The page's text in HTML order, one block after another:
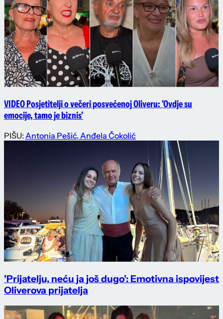
VIDEO Posjetitelji o večeri posvećenoj Oliveru: 'Ovdje su
emocije, tamo je biznis'
PIŠU: Antonia Pešić,Anđela Čokolić
'Prijatelju, neću ja još dugo': Emotivna ispovijest
Oliverova prijatelja